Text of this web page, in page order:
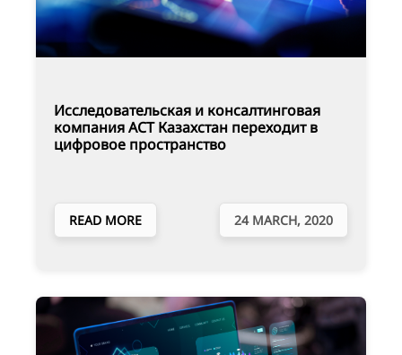
Исследовательская и консалтинговая
компания ACT Казахстан переходит в
цифровое пространство
READ MORE 24 MARCH, 2020